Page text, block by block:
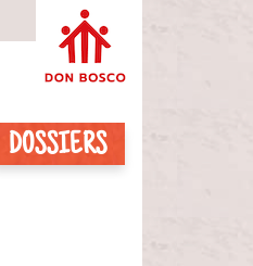
DOSSIERS